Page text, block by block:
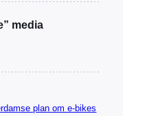
media
plan om e-bikes